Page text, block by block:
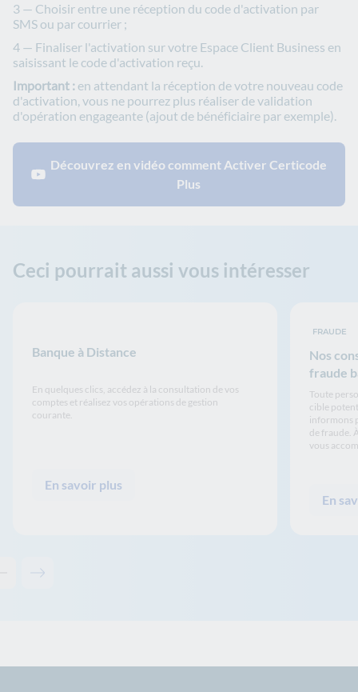
Choisir entre une réception du code d'activation par
SMS ou par courrier ;
Finaliser l'activation sur votre Espace Client Business en
saisissant le code d'activation reçu.
Important : en attendant la réception de votre nouveau code
d'activation, vous ne pourrez plus réaliser de validation
d'opération engageante (ajout de bénéficiaire par exemple).
Découvrez en vidéo comment Activer Certicode
Plus
Ceci pourrait aussi vous intéresser
Banque à Distance
En quelques clics, accédez à la consultation de vos
comptes et réalisez vos opérations de gestion
courante.
En savoir plus
Nos
fraude
FRAUDE
Toute
cible
informons
de fraude.
vous
En
Contenu précédent - Ceci pourrait aussi vous intéresser
Contenu suivant - Ceci pourrait aussi vous intéresser